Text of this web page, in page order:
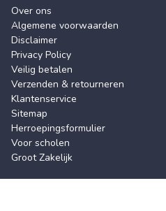
Over ons
Algemene voorwaarden
Disclaimer
Privacy Policy
Veilig betalen
Verzenden & retourneren
Klantenservice
Sitemap
Herroepingsformulier
Voor scholen
Groot Zakelijk